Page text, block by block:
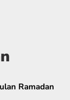
Ramadan